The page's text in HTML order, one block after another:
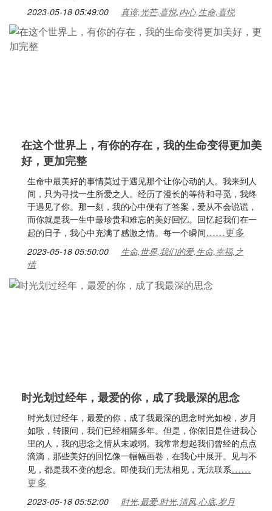
2023-05-18 05:49:00 真谛,光芒,喜悦,内心,生命,喜悦
在这个世界上，有你的存在，我的生命变得更加美
好，更加完整
生命中最美好的事情莫过于遇见那个让你心动的人。我来到人
间，只为寻找一生所爱之人。经历了漫长的等待和寻觅，我终
于遇见了你。那一刻，我的心中便有了答案，爱从不会说谎，
而你就是我一生中最珍贵和难忘的美好回忆。回忆起我们在一
起的日子，我心中充满了感激之情。每一个瞬间……更多
2023-05-18 05:50:00
生命,世界,我们的爱,生命,幸福,之
情
时光划过经年，最爱的你，成了我最深的思念
时光划过经年，最爱的你，成了我最深的思念时光如梭，岁月
如歌，转眼间，我们已经相隔多年。但是，你依旧是住进我心
里的人，我的思念之情从未减弱。我常常想起我们曾经的点点
滴滴，那些美好的回忆像一幅幅画卷，在我心中展开。见与不
见，都是我不变的想念。即使我们无法相见，无法联系……
更多
2023-05-18 05:52:00 时光,最爱,时光,清风,心底,岁月